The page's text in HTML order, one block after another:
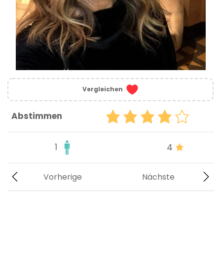
Vergleichen
Abstimmen
1 4
Nächste
Vorherige